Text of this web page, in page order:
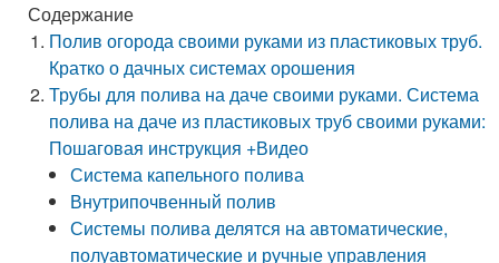
Содержание
Полив огорода своими руками из пластиковых труб.
Кратко о дачных системах орошения
Трубы для полива на даче своими руками. Система
полива на даче из пластиковых труб своими руками:
Пошаговая инструкция +Видео
Система капельного полива
Внутрипочвенный полив
Системы полива делятся на автоматические,
полуавтоматические и ручные управления